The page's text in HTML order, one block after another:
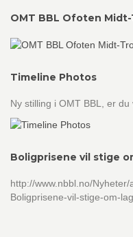
OMT BBL Ofoten
Timeline Photos
Ny stilling i OMT BBL, er
Boligprisene vil stige
http://www.nbbl.no/
Boligprisene-vil-stige-om-